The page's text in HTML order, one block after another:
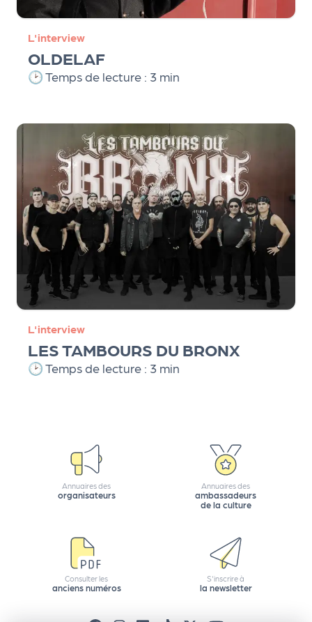
L'interview
OLDELAF
🕑 Temps de lecture : 3 min
L'interview
LES TAMBOURS DU BRONX
🕑 Temps de lecture : 3 min
Annuaires des
organisateurs
Annuaires des
ambassadeurs
de la culture
Consulter les
anciens numéros
S'inscrire à
la newsletter